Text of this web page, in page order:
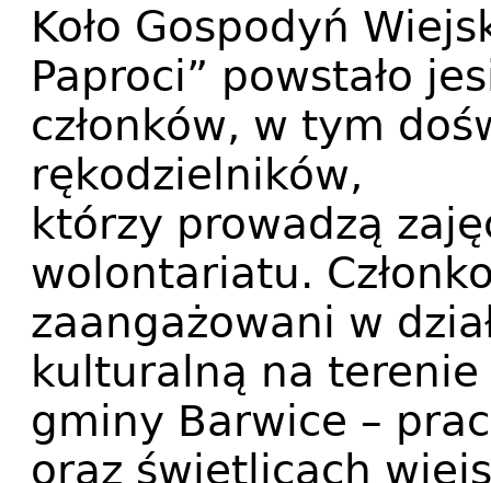
Koło Gospodyń
Paproci” powstało
członków, w tym
rękodzielników,
którzy prowadzą
wolontariatu.
zaangażowani w
kulturalną na terenie
gminy Barwice –
oraz świetlicach